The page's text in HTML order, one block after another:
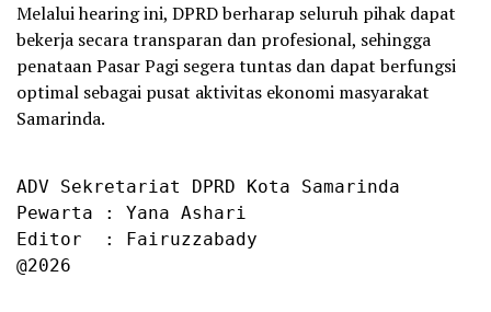
Melalui hearing ini, DPRD berharap seluruh pihak dapat
bekerja secara transparan dan profesional, sehingga
penataan Pasar Pagi segera tuntas dan dapat berfungsi
optimal sebagai pusat aktivitas ekonomi masyarakat
Samarinda.
ADV Sekretariat DPRD Kota Samarinda
Pewarta : Yana Ashari
Editor  : Fairuzzabady
@2026